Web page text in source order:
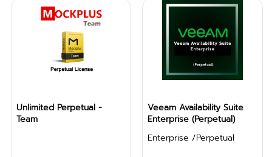
Unlimited Perpetual -
Team
Veeam Availability Suite
Enterprise (Perpetual)
Enterprise /Perpetual